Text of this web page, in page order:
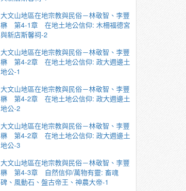
大文山地區在地宗教與民俗－林敬智、李豐
楙 第4-1章 在地土地公信仰: 木柵福德宮
與新店斯馨祠-2
大文山地區在地宗教與民俗－林敬智、李豐
楙 第4-2章 在地土地公信仰: 政大週邊土
地公-1
大文山地區在地宗教與民俗－林敬智、李豐
楙 第4-2章 在地土地公信仰: 政大週邊土
地公-2
大文山地區在地宗教與民俗－林敬智、李豐
楙 第4-2章 在地土地公信仰: 政大週邊土
地公-3
大文山地區在地宗教與民俗－林敬智、李豐
楙 第4-3章 自然信仰/萬物有靈: 畜魂
碑、風動石、盤古帝王、神農大帝-1